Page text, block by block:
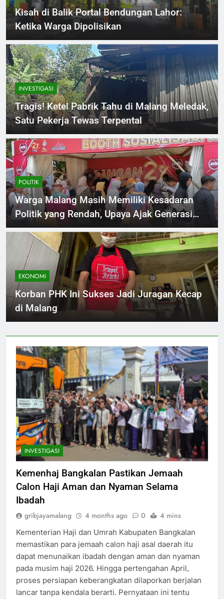
Kisah di Balik Portal Bendungan Lahor:
Ketika Warga Dipolisikan
INVESTIGASI
Tragis! Ketel Pabrik Tahu di Malang Meledak,
Satu Pekerja Tewas Terpental
POLITIK
Warga Malang Masih Memiliki Kesadaran
Politik yang Rendah, Upaya Ajak Generasi
Muda Untuk Berpartisipasi
EKONOMI
Korban PHK Ini Sukses Jadi Juragan Kecap
di Malang
INVESTIGASI
Kemenhaj Bangkalan Pastikan Jemaah
Calon Haji Aman dan Nyaman Selama
Ibadah
gribjayamalang 4 months ago 0 4 mins
Kementerian Haji dan Umrah Kabupaten Bangkalan
memastikan para jemaah calon haji asal daerah itu
dapat menunaikan ibadah dengan aman dan nyaman
pada musim haji 2026. Hingga pertengahan April,
proses persiapan keberangkatan dilaporkan berjalan
lancar tanpa kendala berarti. Pernyataan ini tentu